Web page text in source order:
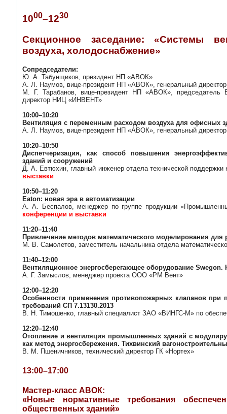
1000–1230
Секционное заседание: «Системы
воздуха, холодоснабжение»
Сопредседатели:
Ю. А. Табунщиков, президент НП «АВОК»
А. Л. Наумов, вице-президент НП «АВОК», генеральный
М. Г. Тарабанов, вице-президент НП «АВОК», председатель
директор НИЦ «ИНВЕНТ»
10:00–10:20
Вентиляция с переменным расходом воздуха для офисных
А. Л. Наумов, вице-президент НП «АВОК», генеральный
10:20–10:50
Диспетчеризация, как способ повышения
зданий и сооружений
Д. А. Евтюхин, главный инженер отдела технической
выставки
10:50–11:20
Eaton: новая эра в автоматизации
А. А. Беспалов, менеджер по группе продукции
конференции и выставки
11:20–11:40
Привлечение методов математического моделирования
М. В. Самолетов, заместитель начальника отдела
11:40–12:00
Вентиляционное энергосберегающее оборудование Swegon.
А. Г. Замыслов, менеджер проекта ООО «РМ Вент»
12:00–12:20
Особенности применения противопожарных клапанов при
требований СП 7.13130.2013
В. Н. Тимошенко, главный специалист ЗАО «ВИНГС-М» по
12:20–12:40
Отопление и вентиляция промышленных зданий с
как метод энергосбережения. Тихвинский
В. М. Пшеничников, технический директор ГК «Нортех»
13:00–17:00
Мастер-класс АВОК:
«Новые нормативные требования
общественных зданий»